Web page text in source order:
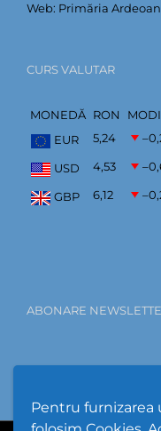
Pentru
Web: Primăria
CURS VALUTAR
MONEDĂ RON
EUR
5,24
USD 4,53
GBP 6,12
ABONARE